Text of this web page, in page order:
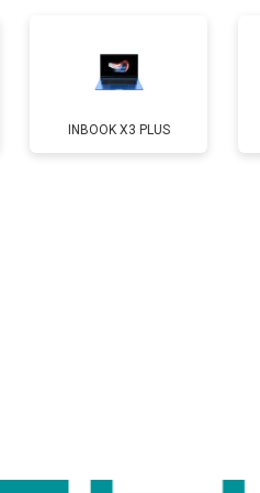
от 3300 ₽
от 3800 ₽
INBOOK X3 PLUS